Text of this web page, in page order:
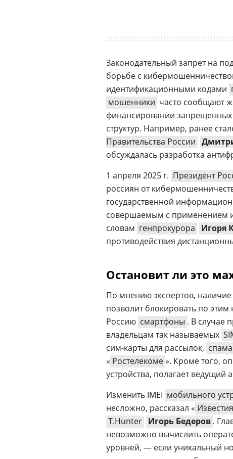
Законодательный запрет на
борьбе с
идентификационными кодами
мошенники часто сообщают
финансировании
структур. Например, ранее
Правительства России
обсуждалась разработка
1 апреля 2025 г. Президент
россиян от
государственной
совершаемым с применением
словам генпрокурора Игоря
противодействия
Остановит ли это
По мнению экспертов, наличие
позволит блокировать по
Россию смартфоны . В случае
владельцам так называемых
сим-карты для рассылок, спама
« Ростелекоме». Кроме того,
устройства, полагает ведущий
Изменить IMEI мобильного
несложно, рассказал «
T.Hunter Игорь Бедеров .
невозможно вычислить
уровней, — если уникальный